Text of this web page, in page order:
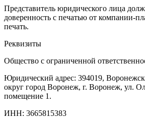
Представитель юридического лица
доверенность с печатью от компании-
печать.
Реквизиты
Общество с ограниченной
Юридический адрес: 394019,
округ город Воронеж, г. Воронеж, ул.
помещение 1.
ИНН: 3665815383